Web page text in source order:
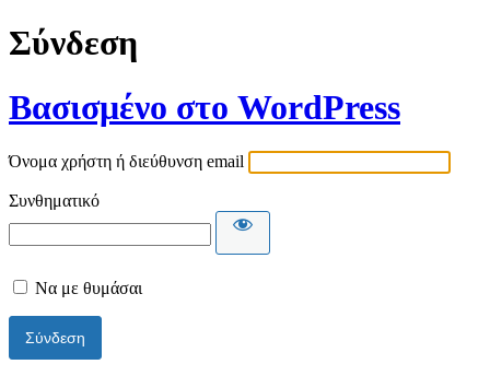
Σύνδεση
Βασισμένο στο WordPress
Όνομα χρήστη ή διεύθυνση email
Συνθηματικό
Να με θυμάσαι